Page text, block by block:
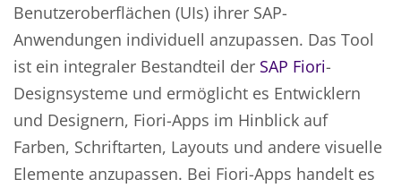
Benutzeroberflächen (UIs) ihrer SAP-
Anwendungen individuell anzupassen. Das Tool
ist ein integraler Bestandteil der SAP Fiori-
Designsysteme und ermöglicht es Entwicklern
und Designern, Fiori-Apps im Hinblick auf
Farben, Schriftarten, Layouts und andere visuelle
Elemente anzupassen. Bei Fiori-Apps handelt es